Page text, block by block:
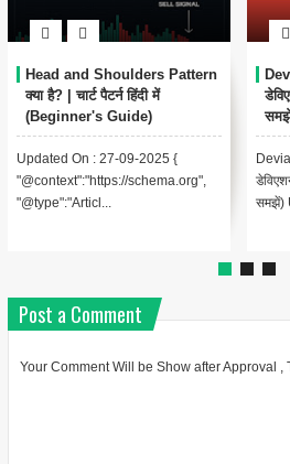
Head and Shoulders Pattern
क्या है? | चार्ट पैटर्न हिंदी में
(Beginner's Guide)
Updated On : 27-09-2025 {
"@context":"https://schema.org",
"@type":"Articl...
समझें)
Post a Comment
Your Comment Will be Show after Approval ,